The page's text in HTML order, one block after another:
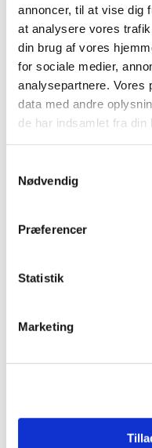
annoncer, til at vise dig
at analysere vores
din brug af vores
for sociale medier,
analysepartnere. Vores
data med andre
de har indsamlet fra din
Nødvendig
Præferencer
Statistik
Marketing
april (3)
marts (1)
februar (2)
2022 (11)
2021 (38)
2020 (19)
2017 (38)
2015 (31)
2010 (7)
2006 (9)